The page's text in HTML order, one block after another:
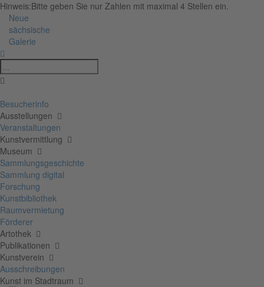
Hinweis:Bitte geben Sie nur Zahlen mit maximal 4 Stellen ein.
Neue
sächsische
Galerie
Besucherinfo
Ausstellungen
Veranstaltungen
Kunstvermittlung
Museum
Sammlungsgeschichte
Sammlung digital
Forschung
Kunstbibliothek
Raumvermietung
Förderer
Artothek
Publikationen
Kunstverein
Ausschreibungen
Kunst im Stadtraum